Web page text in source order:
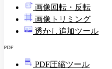
画像回転・反転
画像トリミング
透かし追加ツール
PDF
PDF圧縮ツール